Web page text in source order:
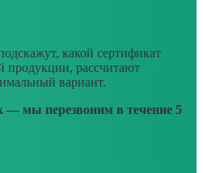
какой сертификат
продукции, рассчитают
вариант.
— мы перезвоним в течение 5